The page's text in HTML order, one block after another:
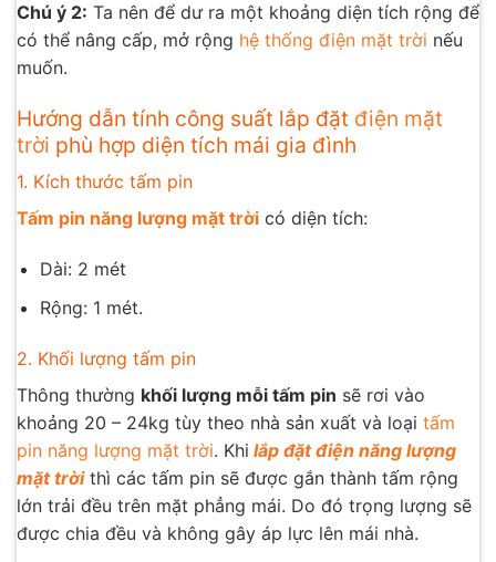
Chú ý 2: Ta nên để dư ra một khoảng diện tích rộng để
có thể nâng cấp, mở rộng hệ thống điện mặt trời nếu
muốn.
Hướng dẫn tính công suất lắp đặt điện mặt
trời phù hợp diện tích mái gia đình
1. Kích thước tấm pin
Tấm pin năng lượng mặt trời có diện tích:
Dài: 2 mét
Rộng: 1 mét.
2. Khối lượng tấm pin
Thông thường khối lượng mỗi tấm pin sẽ rơi vào
khoảng 20 – 24kg tùy theo nhà sản xuất và loại tấm
pin năng lượng mặt trời. Khi lắp đặt điện năng lượng
mặt trời thì các tấm pin sẽ được gắn thành tấm rộng
lớn trải đều trên mặt phẳng mái. Do đó trọng lượng sẽ
được chia đều và không gây áp lực lên mái nhà.